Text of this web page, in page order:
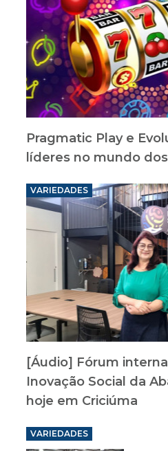
Pragmatic Play e
líderes no mundo
VARIEDADES
[Áudio] Fórum
Inovação Social da
hoje em Criciúma
VARIEDADES